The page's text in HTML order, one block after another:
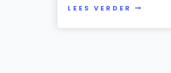
LEES VERDER